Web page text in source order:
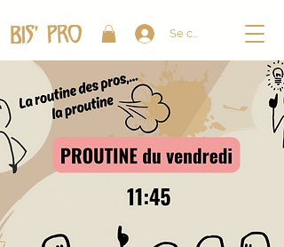
Se connecter